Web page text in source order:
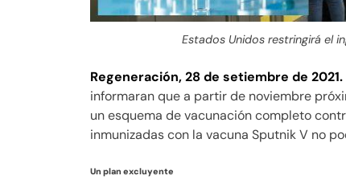
Estados Unidos restringirá el
Regeneración, 28 de setiembre de 2021.
informaran que a partir de noviembre
un esquema de vacunación completo
inmunizadas con la vacuna Sputnik V no
Un plan excluyente